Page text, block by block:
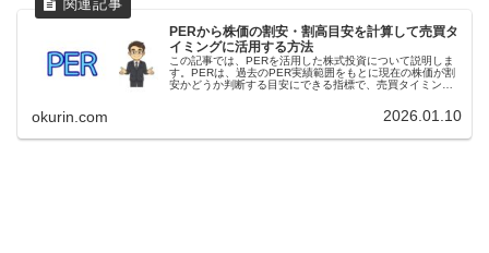
PERから株価の割安・割高目安を計算して売買タ
イミングに活用する方法
この記事では、PERを活用した株式投資について説明しま
す。PERは、過去のPER実績範囲をもとに現在の株価が割
安かどうか判断する目安にできる指標で、売買タイミング
okurin.com 2026.01.10